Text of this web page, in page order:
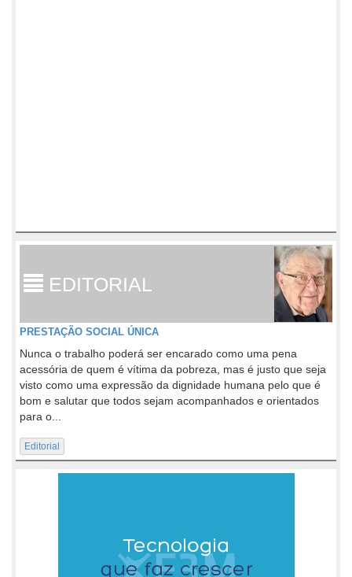
EDITORIAL
PRESTAÇÃO SOCIAL ÚNICA
Nunca o trabalho poderá ser encarado como uma pena
acessória de quem é vítima da pobreza, mas é justo que seja
visto como uma expressão da dignidade humana pelo que é
bom e salutar que todos sejam acompanhados e orientados
para o...
Editorial